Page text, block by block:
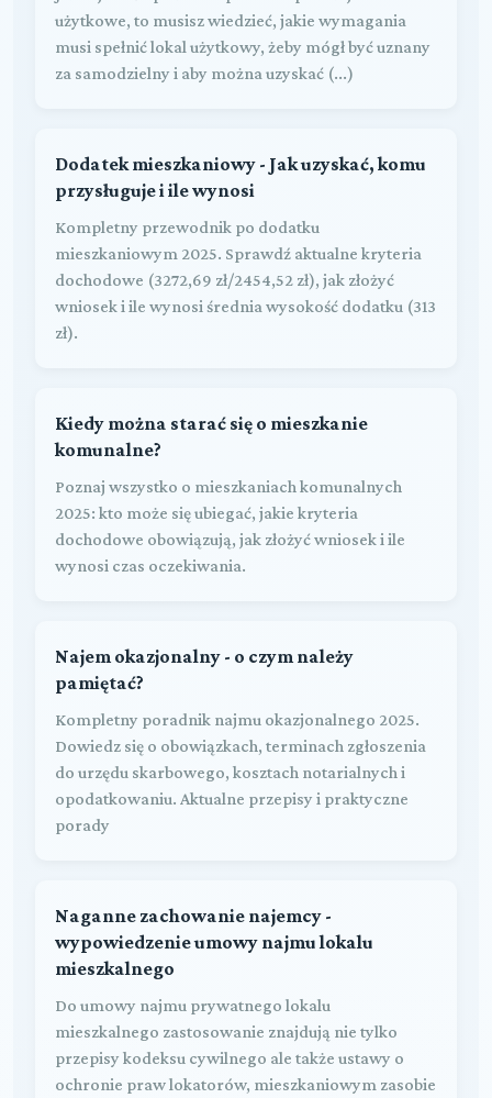
użytkowe, to musisz wiedzieć, jakie wymagania
musi spełnić lokal użytkowy, żeby mógł być uznany
za samodzielny i aby można uzyskać (...)
Dodatek mieszkaniowy - Jak uzyskać, komu
przysługuje i ile wynosi
Kompletny przewodnik po dodatku
mieszkaniowym 2025. Sprawdź aktualne kryteria
dochodowe (3272,69 zł/2454,52 zł), jak złożyć
wniosek i ile wynosi średnia wysokość dodatku (313
zł).
Kiedy można starać się o mieszkanie
komunalne?
Poznaj wszystko o mieszkaniach komunalnych
2025: kto może się ubiegać, jakie kryteria
dochodowe obowiązują, jak złożyć wniosek i ile
wynosi czas oczekiwania.
Najem okazjonalny - o czym należy
pamiętać?
Kompletny poradnik najmu okazjonalnego 2025.
Dowiedz się o obowiązkach, terminach zgłoszenia
do urzędu skarbowego, kosztach notarialnych i
opodatkowaniu. Aktualne przepisy i praktyczne
porady
Naganne zachowanie najemcy -
wypowiedzenie umowy najmu lokalu
mieszkalnego
Do umowy najmu prywatnego lokalu
mieszkalnego zastosowanie znajdują nie tylko
przepisy kodeksu cywilnego ale także ustawy o
ochronie praw lokatorów, mieszkaniowym zasobie